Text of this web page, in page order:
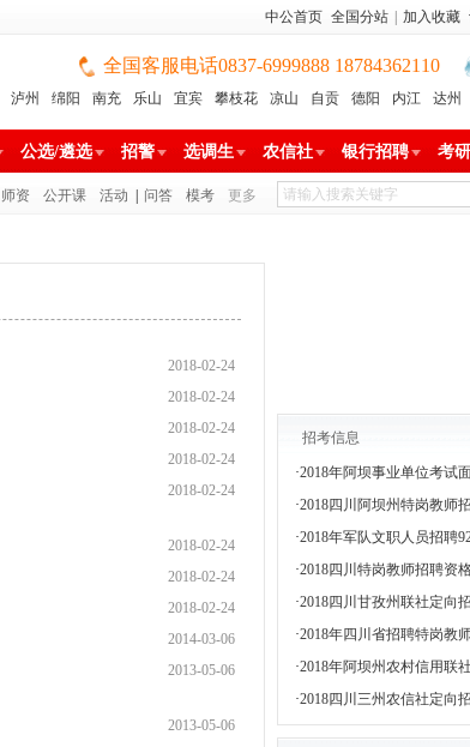
中公首页 全国分站 加入收藏
全国客服电话0837-6999888 18784362110
泸州 绵阳 南充 乐山 宜宾 攀枝花 凉山 自贡 德阳 内江 达州
公选/遴选 招警 选调生 农信社 银行招聘 考研
师资 公开课 活动 问答 模考 更多
2018-02-24
2018-02-24
2018-02-24
2018-02-24
2018-02-24
2018-02-24
2018-02-24
2018-02-24
2014-03-06
2013-05-06
2013-05-06
招考信息
·2018年阿坝事业单位考试
·2018四川阿坝州特岗教师
·2018年军队文职人员招聘
·2018四川特岗教师招聘资
·2018四川甘孜州联社定向
·2018年四川省招聘特岗教
·2018年阿坝州农村信用联
·2018四川三州农信社定向